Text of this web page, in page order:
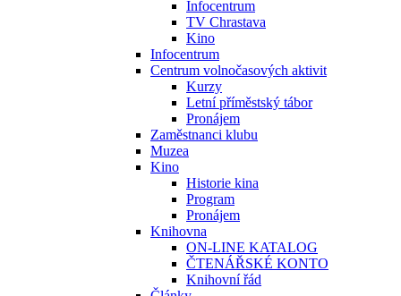
Infocentrum
TV Chrastava
Kino
Infocentrum
Centrum volnočasových aktivit
Kurzy
Letní příměstský tábor
Pronájem
Zaměstnanci klubu
Muzea
Kino
Historie kina
Program
Pronájem
Knihovna
ON-LINE KATALOG
ČTENÁŘSKÉ KONTO
Knihovní řád